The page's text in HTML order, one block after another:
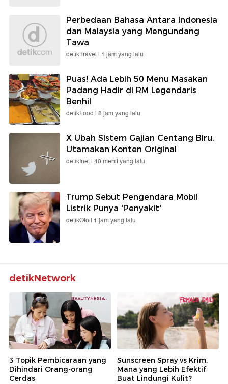
Perbedaan Bahasa Antara Indonesia
dan Malaysia yang Mengundang
Tawa
detikTravel | 1 jam yang lalu
Puas! Ada Lebih 50 Menu Masakan
Padang Hadir di RM Legendaris
Benhil
detikFood | 8 jam yang lalu
X Ubah Sistem Gajian Centang Biru,
Utamakan Konten Original
detikInet | 40 menit yang lalu
Trump Sebut Pengendara Mobil
Listrik Punya 'Penyakit'
detikOto | 1 jam yang lalu
detikNetwork
3 Topik Pembicaraan yang
Dihindari Orang-orang
Cerdas
Sunscreen Spray vs Krim:
Mana yang Lebih Efektif
Buat Lindungi Kulit?